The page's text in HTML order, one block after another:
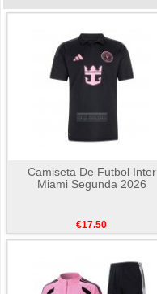
Camiseta De Futbol Inter
Miami Segunda 2026
€17.50